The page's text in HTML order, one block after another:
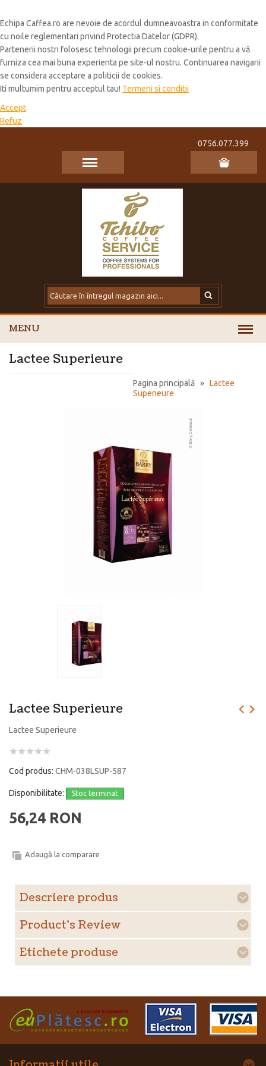
Echipa Caffea.ro are nevoie de acordul dumneavoastra in conformitate
cu noile reglementari privind Protectia Datelor (GDPR).
Partenerii nostri folosesc tehnologii precum cookie-urile pentru a vă
furniza cea mai buna experienta pe site-ul nostru. Continuarea navigarii
se considera acceptare a politicii de cookies.
Iti multumim pentru acceptul tau! Termeni si conditii
Accept
Refuz
0756.077.399
MENU
Pagina principală » Lactee
Superieure
Lactee Superieure
Lactee Superieure
Lactee Superieure
Cod produs: CHM-038LSUP-587
Disponibilitate: Stoc terminat
56,24 RON
Adaugă la comparare
Descriere produs
Product's Review
Etichete produse